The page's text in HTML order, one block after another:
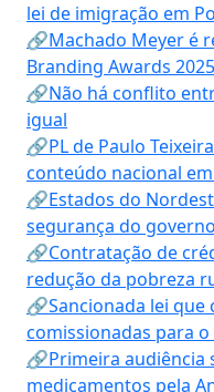
lei de imigração em
🔗Machado Meyer é
Branding Awards
🔗Não há conflito
igual
🔗PL de Paulo
conteúdo nacional
🔗Estados do
segurança do
🔗Contratação de
redução da pobreza
🔗Sancionada lei que
comissionadas para o
🔗Primeira audiência
medicamentos pela